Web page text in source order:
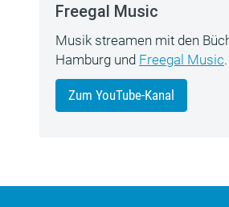
Freegal Music
Musik streamen mit den
Hamburg und Freegal Music.
Zum YouTube-Kanal